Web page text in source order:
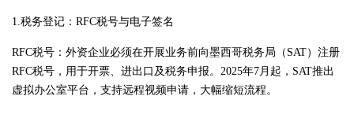
1.税务登记：RFC税号与电子签名
RFC税号：外资企业必须在开展业务前向墨西哥税务局（SAT）注册
RFC税号，用于开票、进出口及税务申报。2025年7月起，SAT推出
虚拟办公室平台，支持远程视频申请，大幅缩短流程。